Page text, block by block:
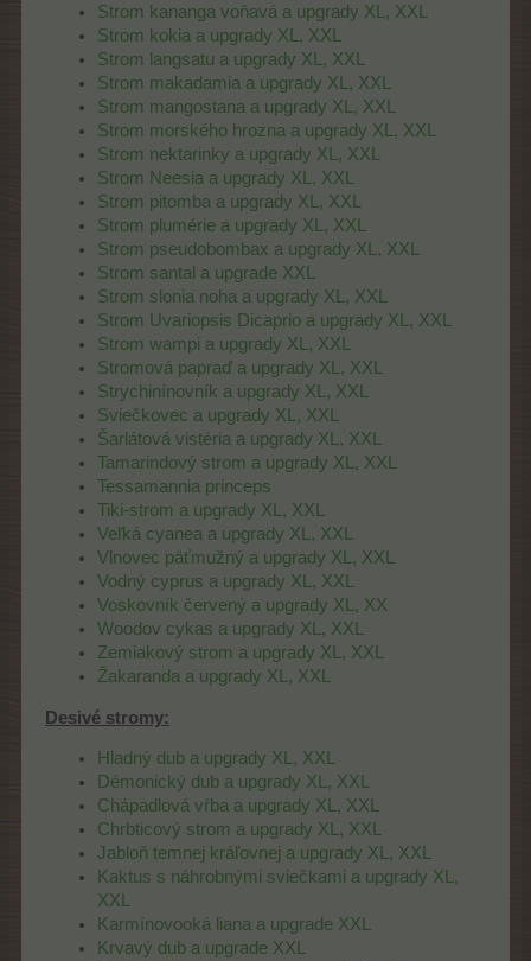
Strom kananga voňavá a upgrady XL, XXL
Strom kokia a upgrady XL, XXL
Strom langsatu a upgrady XL, XXL
Strom makadamia a upgrady XL, XXL
Strom mangostana a upgrady XL, XXL
Strom morského hrozna a upgrady XL, XXL
Strom nektarinky a upgrady XL, XXL
Strom Neesia a upgrady XL, XXL
Strom pitomba a upgrady XL, XXL
Strom plumérie a upgrady XL, XXL
Strom pseudobombax a upgrady XL, XXL
Strom santal a upgrade XXL
Strom slonia noha a upgrady XL, XXL
Strom Uvariopsis Dicaprio a upgrady XL, XXL
Strom wampi a upgrady XL, XXL
Stromová papraď a upgrady XL, XXL
Strychinínovník a upgrady XL, XXL
Sviečkovec a upgrady XL, XXL
Šarlátová vistéria a upgrady XL, XXL
Tamarindový strom a upgrady XL, XXL
Tessamannia princeps
Tiki-strom a upgrady XL, XXL
Veľká cyanea a upgrady XL, XXL
Vlnovec päťmužný a upgrady XL, XXL
Vodný cyprus a upgrady XL, XXL
Voskovník červený a upgrady XL, XX
Woodov cykas a upgrady XL, XXL
Zemiakový strom a upgrady XL, XXL
Žakaranda a upgrady XL, XXL
Desivé stromy:
Hladný dub a upgrady XL, XXL
Démonický dub a upgrady XL, XXL
Chápadlová vŕba a upgrady XL, XXL
Chrbticový strom a upgrady XL, XXL
Jabloň temnej kráľovnej a upgrady XL, XXL
Kaktus s náhrobnými sviečkami a upgrady XL,
XXL
Karmínovooká liana a upgrade XXL
Krvavý dub a upgrade XXL